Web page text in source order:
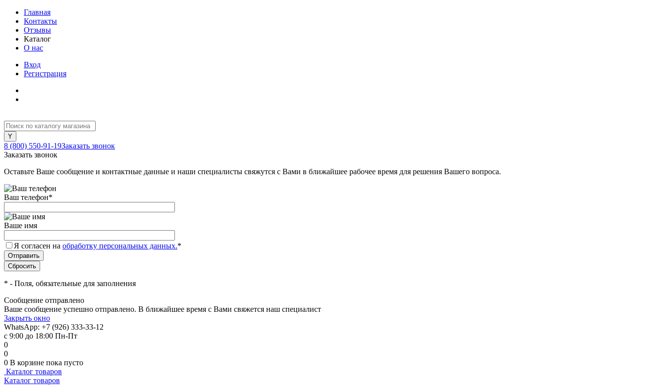
Главная
Контакты
Отзывы
Каталог
О нас
Вход
Регистрация
8 (800) 550-91-19Заказать звонок
Заказать звонок
Оставьте Ваше сообщение и контактные данные и наши специалисты свяжутся с Вами в ближайшее рабочее время для решения Вашего вопроса.
Ваш телефон*
Ваше имя
Я согласен на обработку персональных данных.*
* - Поля, обязательные для заполнения
Сообщение отправлено
Ваше сообщение успешно отправлено. В ближайшее время с Вами свяжется наш специалист
Закрыть окно
WhatsApp: +7 (926) 333-33-12
с 9:00 до 18:00 Пн-Пт
0
0
0 В корзине пока пусто
Каталог товаров
Каталог товаров